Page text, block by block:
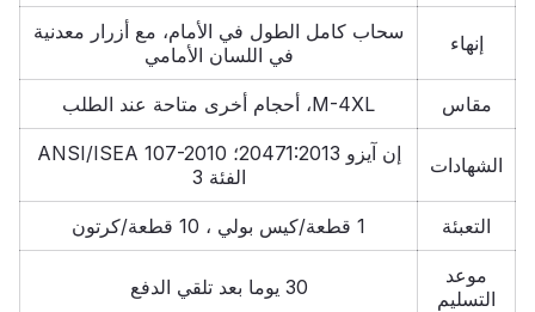
إنهاء
سحاب كامل الطول في الأمام، مع أزرار معدنية
في اللسان الأمامي
مقاس M-4XL، أحجام أخرى متاحة عند الطلب
الشهادات
إن آيزو 20471:2013؛ ANSI/ISEA 107-2010
الفئة 3
التعبئة 1 قطعة/كيس بولي ، 10 قطعة/كرتون
موعد
التسليم
30 يوما بعد تلقي الدفع